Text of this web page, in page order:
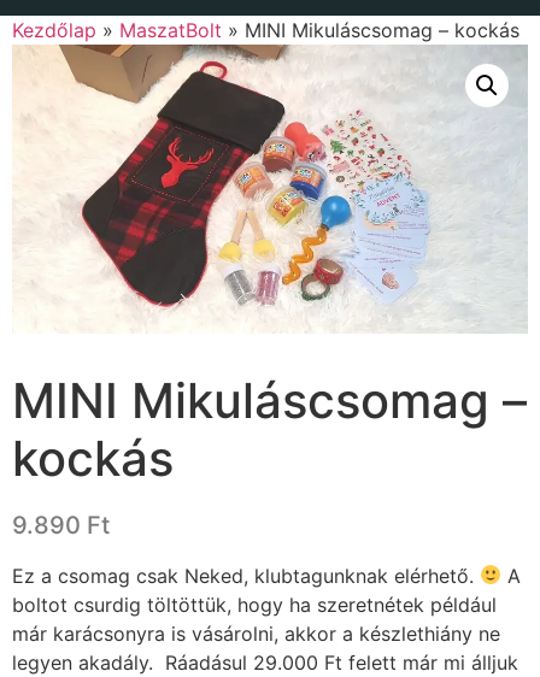
Kezdőlap » MaszatBolt » MINI Mikuláscsomag – kockás
MINI Mikuláscsomag –
kockás
9.890 Ft
Ez a csomag csak Neked, klubtagunknak elérhető.
A
boltot csurdig töltöttük, hogy ha szeretnétek például
már karácsonyra is vásárolni, akkor a készlethiány ne
legyen akadály. Ráadásul 29.000 Ft felett már mi álljuk